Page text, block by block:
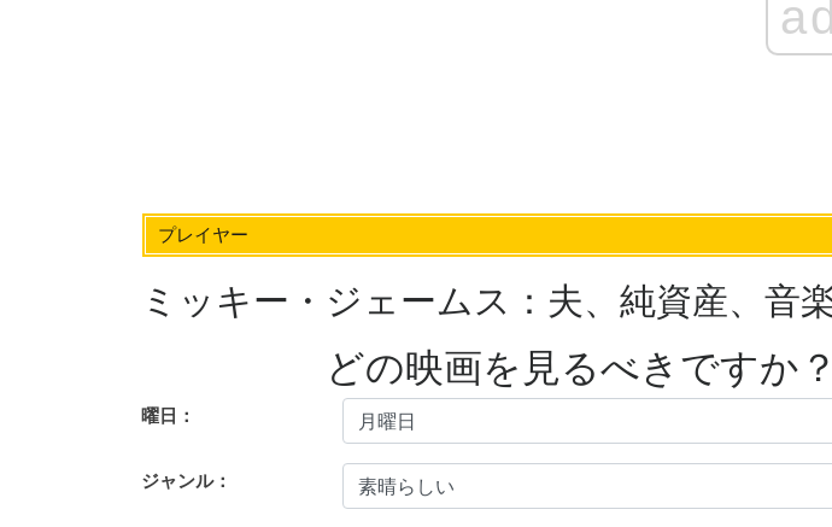
プレイヤー
ミッキー・ジェームス：夫、純資産、音
どの映画を見るべきですか？
曜日：
ジャンル：